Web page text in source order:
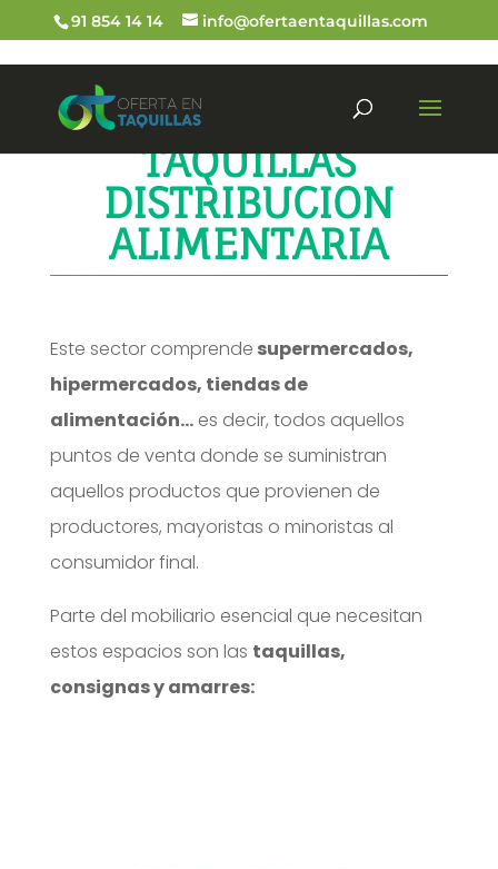
91 854 14 14 info@ofertaentaquillas.com
TAQUILLAS
DISTRIBUCION
ALIMENTARIA
Este sector comprende supermercados,
hipermercados, tiendas de
alimentación…es decir, todos aquellos
puntos de venta donde se suministran
aquellos productos que provienen de
productores, mayoristas o minoristas al
consumidor final.
Parte del mobiliario esencial que necesitan
estos espacios son las taquillas,
consignas y amarres: